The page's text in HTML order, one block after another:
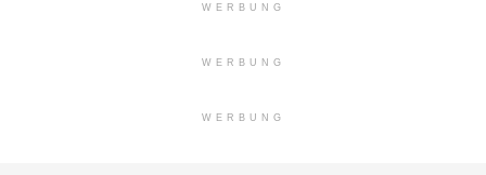
WERBUNG
WERBUNG
WERBUNG